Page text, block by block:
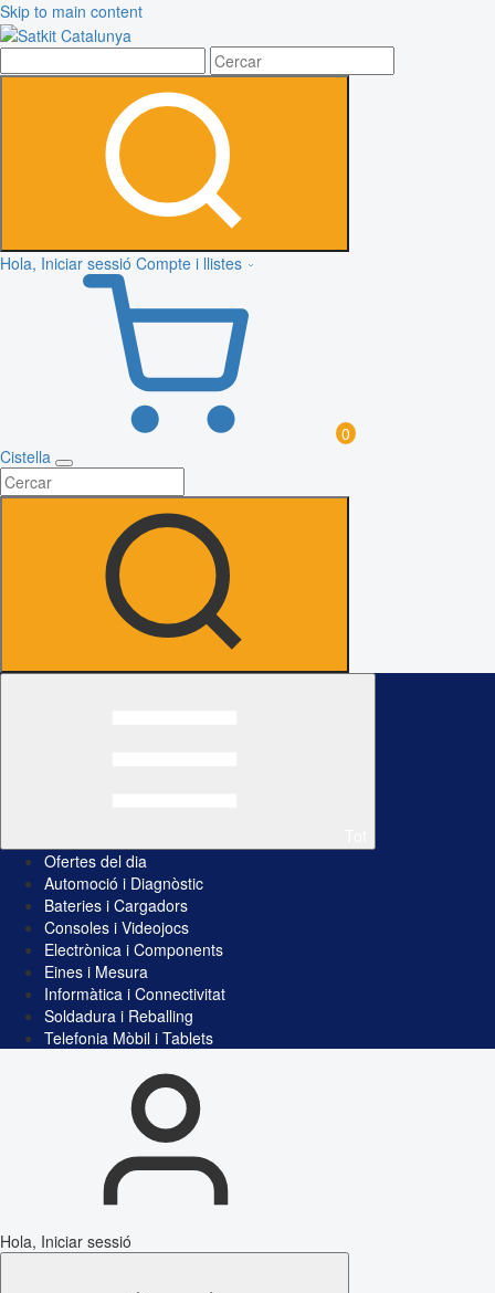
Skip to main content
Hola, Iniciar sessió Compte i llistes
0
Cistella
Ofertes del dia
Automoció i Diagnòstic
Bateries i Cargadors
Consoles i Videojocs
Electrònica i Components
Eines i Mesura
Informàtica i Connectivitat
Soldadura i Reballing
Telefonia Mòbil i Tablets
Hola, Iniciar sessió